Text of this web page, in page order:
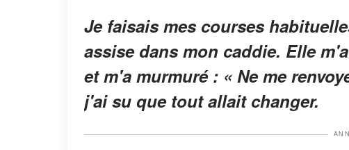
Je faisais mes courses
assise dans mon caddie. Elle
et m'a murmuré : « Ne me
j'ai su que tout allait changer.